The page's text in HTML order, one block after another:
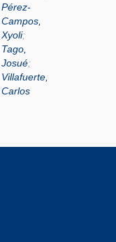
Pérez-
Campos,
Xyoli;
Tago,
Josué;
Villafuerte,
Carlos